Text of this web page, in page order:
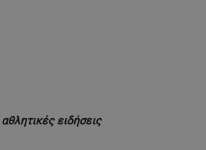
αθλητικές ειδήσεις